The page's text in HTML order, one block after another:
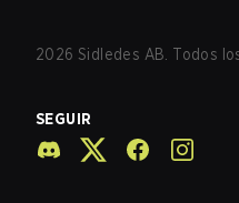
2026 Sidledes AB. Todos
SEGUIR